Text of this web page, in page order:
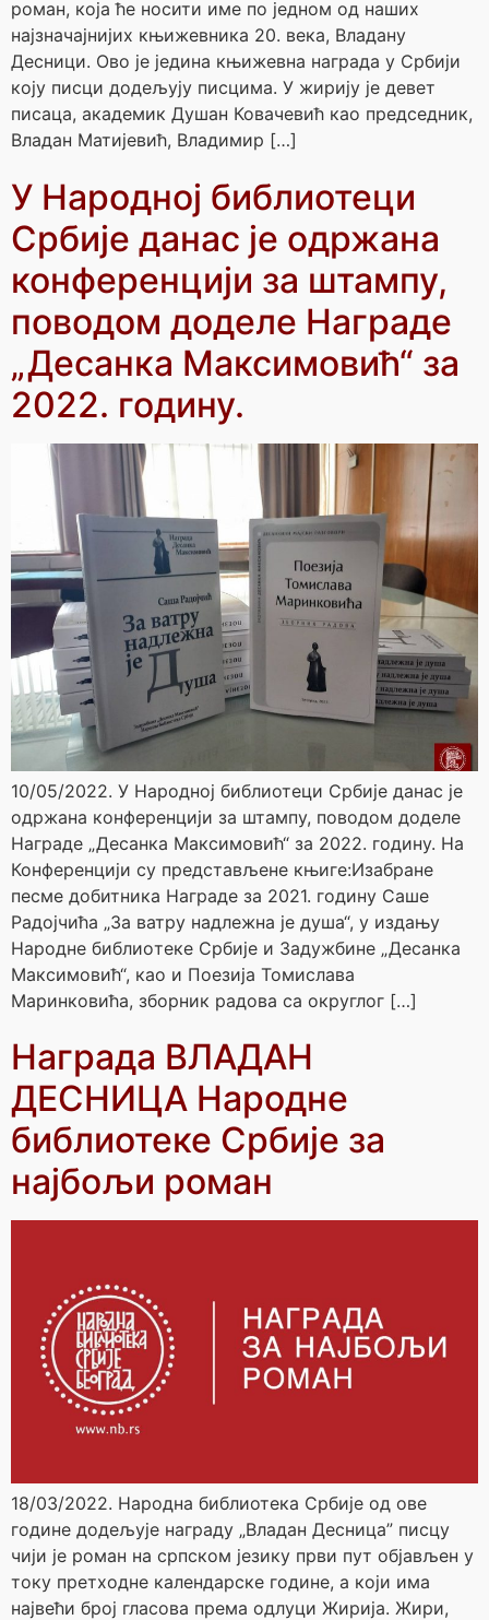
роман, која ће носити име по једном од наших
најзначајнијих књижевника 20. века, Владану
Десници. Ово је једина књижевна награда у Србији
коју писци додељују писцима. У жирију је девет
писаца, академик Душан Ковачевић као председник,
Владан Матијевић, Владимир […]
У Народној библиотеци
Србије данас је одржана
конференцији за штампу,
поводом доделе Награде
„Десанка Максимовић“ за
2022. годину.
10/05/2022. У Народној библиотеци Србије данас је
одржана конференцији за штампу, поводом доделе
Награде „Десанка Максимовић“ за 2022. годину. На
Конференцији су представљене књиге:Изабране
песме добитника Награде за 2021. годину Саше
Радојчића „За ватру надлежна је душа“, у издању
Народне библиoтеке Србије и Задужбине „Десанка
Максимовић“, као и Поезија Томислава
Маринковића, зборник радова са округлог […]
Награда ВЛАДАН
ДЕСНИЦА Народне
библиотеке Србије за
најбољи роман
18/03/2022. Народна библиотека Србије од ове
године додељује награду „Владан Десница” писцу
чији је роман на српском језику први пут објављен у
току претходне календарске године, а који има
највећи број гласова према одлуци Жирија. Жири,